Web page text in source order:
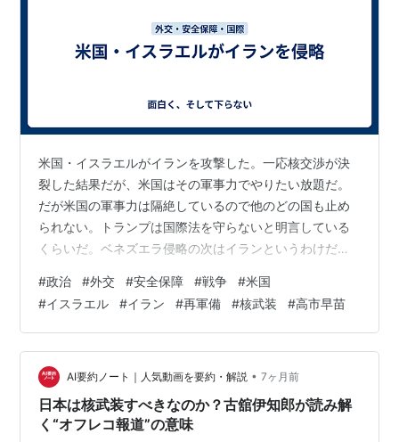
米国・イスラエルがイランを攻撃した。一応核交渉が決
裂した結果だが、米国はその軍事力でやりたい放題だ。
だが米国の軍事力は隔絶しているので他のどの国も止め
られない。トランプは国際法を守らないと明言している
くらいだ。ベネズエラ侵略の次はイランというわけだ。
ニフもイランに地上部隊を派遣することはあるまい。そ
れではイラク戦争の二の舞だからだ。イスラエルは人口
が少ないし、米国は海軍大国だから陸軍大国を兼ねられ
ない。内陸国を占領するのは米国でも失敗の可能性があ
るのだ。まさにイラク戦争がそうだった。 イランに対し
ては空爆とミサイルで体制転覆を狙い、民衆に新し…
#政治 #外交 #安全保障 #戦争 #米国
#イスラエル #イラン #再軍備 #核武装 #高市早苗
AI要約ノート｜人気動画を要約・解説 • 7ヶ月前
日本は核武装すべきなのか？古舘伊知郎が読み解
く“オフレコ報道”の意味